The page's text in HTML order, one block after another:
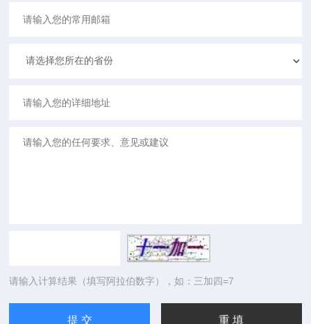
请输入计算结果（填写阿拉伯数字），如：三加四=7